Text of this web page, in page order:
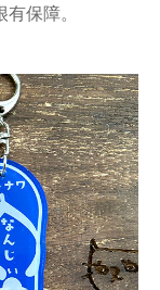
保障。